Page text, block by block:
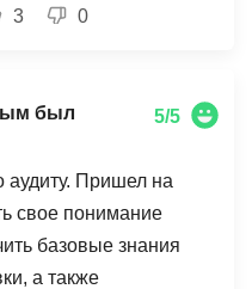
прохождения
дополнительно
работа в
кейсов. Это
с незнакомыми
режиме онлайн и
этот курс всем , кто
работа в
3 0
был
5/5
аудиту. Пришел на
свое понимание
базовые знания
а также